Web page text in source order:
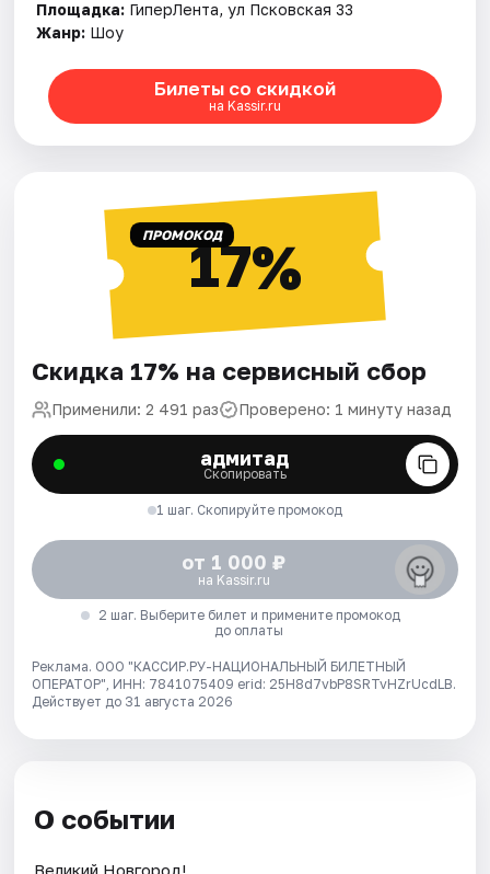
Площадка: ГиперЛента, ул Псковская 33
Жанр: Шоу
Билеты со скидкой
на Kassir.ru
ПРОМОКОД17%
Скидка 17% на сервисный сбор
Применили: 2 491 раз Проверено: 1 минуту назад
адмитад
Скопировать
1 шаг. Скопируйте промокод
от 1 000 ₽
на Kassir.ru
2 шаг. Выберите билет и примените промокод
до оплаты
Реклама. ООО "КАССИР.РУ-НАЦИОНАЛЬНЫЙ БИЛЕТНЫЙ
ОПЕРАТОР", ИНН: 7841075409 erid: 25H8d7vbP8SRTvHZrUcdLB.
Действует до 31 августа 2026
О событии
Великий Новгород!